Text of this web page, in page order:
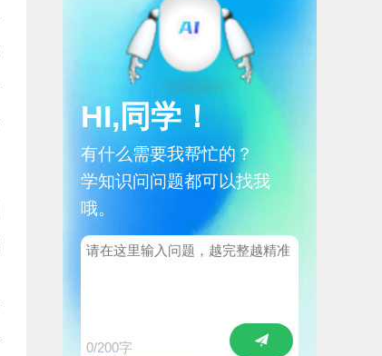
HI,同学！
有什么需要我帮忙的？
学知识问问题都可以找我
哦。
0/200字